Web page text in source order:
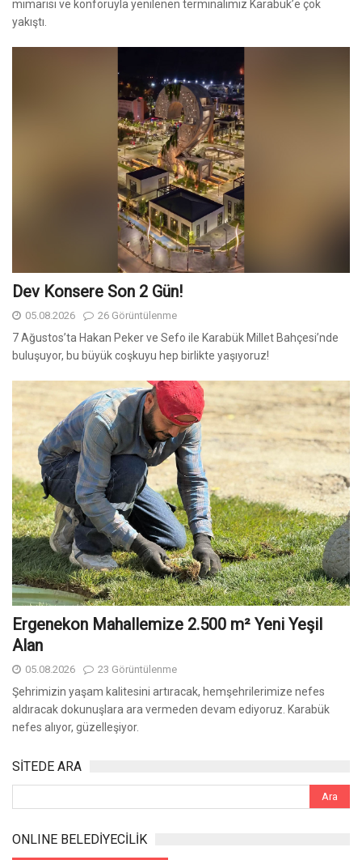
mimarisi ve konforuyla yenilenen terminalimiz Karabük’e çok
yakıştı.
Dev Konsere Son 2️ Gün!
05.08.2026 26 Görüntülenme
7 Ağustos’ta Hakan Peker ve Sefo ile Karabük Millet Bahçesi’nde
buluşuyor, bu büyük coşkuyu hep birlikte yaşıyoruz!
Ergenekon Mahallemize 2.500 m² Yeni Yeşil
Alan
05.08.2026 23 Görüntülenme
Şehrimizin yaşam kalitesini artıracak, hemşehrilerimize nefes
aldıracak dokunuşlara ara vermeden devam ediyoruz. Karabük
nefes alıyor, güzelleşiyor.
SİTEDE ARA
ONLINE BELEDİYECİLİK